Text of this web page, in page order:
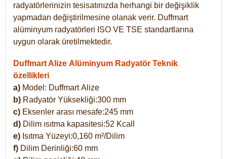
radyatörlerinizin tesisatınızda herhangi bir değişiklik
yapmadan değiştirilmesine olanak verir. Duffmart
alüminyum radyatörleri ISO VE TSE standartlarına
uygun olarak üretilmektedir.
Duffmart Alize Alüminyum Radyatör Teknik
özellikleri
a) Model: DuffmartAlize
b) Radyatör Yüksekliği:300 mm
c) Eksenler arası mesafe:245 mm
d) Dilim ısıtma kapasitesi:52 Kcall
e) Isıtma Yüzeyi:0,160 m²/Dilim
f) Dilim Derinliği:60 mm